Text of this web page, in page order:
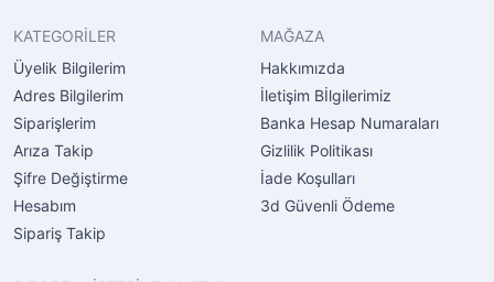
KATEGORİLER
Üyelik Bilgilerim
Adres Bilgilerim
Siparişlerim
Arıza Takip
Şifre Değiştirme
Hesabım
Sipariş Takip
MAĞAZA
Hakkımızda
İletişim Bİlgilerimiz
Banka Hesap Numaraları
Gizlilik Politikası
İade Koşulları
3d Güvenli Ödeme